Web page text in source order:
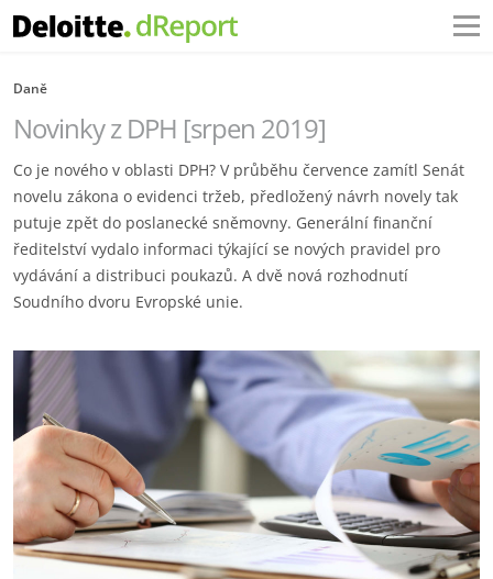
Daně
Novinky z DPH [srpen 2019]
Co je nového v oblasti DPH? V průběhu července zamítl Senát
novelu zákona o evidenci tržeb, předložený návrh novely tak
putuje zpět do poslanecké sněmovny. Generální finanční
ředitelství vydalo informaci týkající se nových pravidel pro
vydávání a distribuci poukazů. A dvě nová rozhodnutí
Soudního dvoru Evropské unie.